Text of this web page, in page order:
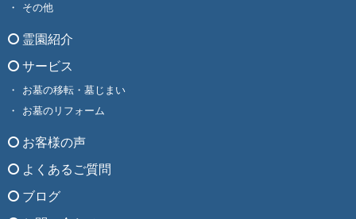
その他
霊園紹介
サービス
お墓の移転・墓じまい
お墓のリフォーム
お客様の声
よくあるご質問
ブログ